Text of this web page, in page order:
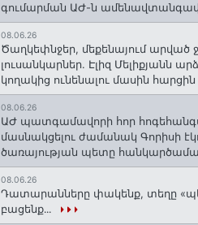
գումարման ԱԺ-ն
08.06.26
Ծաղկեփնջեր, մեքենայում արված
լուսանկարներ. Էլիզ Մելիքյանն
կողակից ունենալու մասին հարցին
08.06.26
ԱԺ պատգամավորի հոր
մասնակցելու ժամանակ Գորիսի
ծառայության պետը
08.06.26
Դատարանները փակենք, տեղը
բացենք․․․